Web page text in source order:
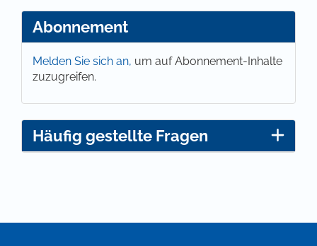
Abonnement
Melden Sie sich an, um auf Abonnement-Inhalte
zuzugreifen.
Häufig gestellte Fragen